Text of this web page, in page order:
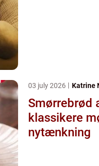
03 july 2026 Katrine
Smørrebrød
klassikere
nytænkning